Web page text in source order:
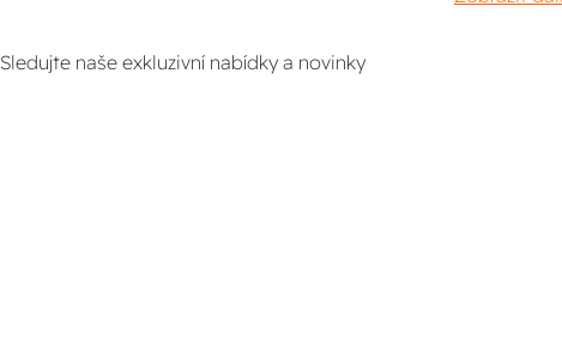
Sledujte naše exkluzivní nabídky a novinky